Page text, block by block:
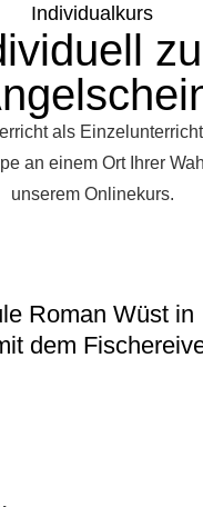
Individualkurs
als
an einem Ort Ihrer
unserem Onlinekurs.
Roman Wüst in
dem